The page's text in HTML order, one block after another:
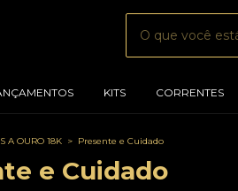
KITS CORRENTES
A OURO 18K > Presente e Cuidado
e Cuidado